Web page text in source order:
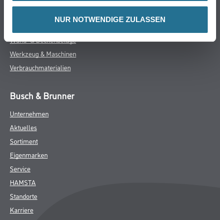
NUR NOTWENDIGE ZULASSEN
Wand- & Deckenbeläge
Werkzeug & Maschinen
Verbrauchmaterialien
Busch & Brunner
Unternehmen
Aktuelles
Sortiment
Eigenmarken
Service
HAMSTA
Standorte
Karriere